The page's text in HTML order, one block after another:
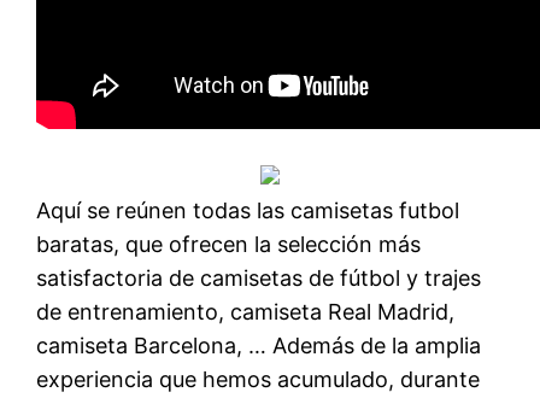
Aquí se reúnen todas las camisetas futbol
baratas, que ofrecen la selección más
satisfactoria de camisetas de fútbol y trajes
de entrenamiento, camiseta Real Madrid,
camiseta Barcelona, … Además de la amplia
experiencia que hemos acumulado, durante